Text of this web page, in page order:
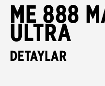
ME 888
ULTRA
DETAYLAR